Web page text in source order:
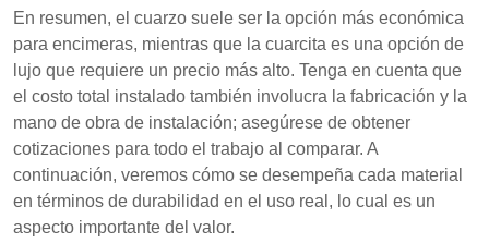
En resumen, el cuarzo suele ser la opción más económica
para encimeras, mientras que la cuarcita es una opción de
lujo que requiere un precio más alto. Tenga en cuenta que
el costo total instalado también involucra la fabricación y la
mano de obra de instalación; asegúrese de obtener
cotizaciones para todo el trabajo al comparar. A
continuación, veremos cómo se desempeña cada material
en términos de durabilidad en el uso real, lo cual es un
aspecto importante del valor.